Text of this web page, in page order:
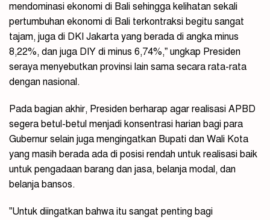
mendominasi ekonomi di Bali sehingga kelihatan sekali
pertumbuhan ekonomi di Bali terkontraksi begitu sangat
tajam, juga di DKI Jakarta yang berada di angka minus
8,22%, dan juga DIY di minus 6,74%,” ungkap Presiden
seraya menyebutkan provinsi lain sama secara rata-rata
dengan nasional.
Pada bagian akhir, Presiden berharap agar realisasi APBD
segera betul-betul menjadi konsentrasi harian bagi para
Gubernur selain juga mengingatkan Bupati dan Wali Kota
yang masih berada ada di posisi rendah untuk realisasi baik
untuk pengadaan barang dan jasa, belanja modal, dan
belanja bansos.
”Untuk diingatkan bahwa itu sangat penting bagi